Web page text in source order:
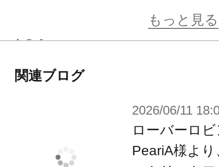
スカルライダーの頭部を展開すると
ちたスカルライダーが待ち構えてい
スカルライダーの狂笑が荒野に響
もっと見る
関連ブログ
2026/06/11
ローバーロ
PeariA様よ